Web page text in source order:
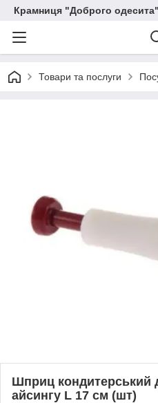
Крамниця "Доброго одесита"
Товари та послуги
Шприц кондитерський
айсингу L 17 см (шт)